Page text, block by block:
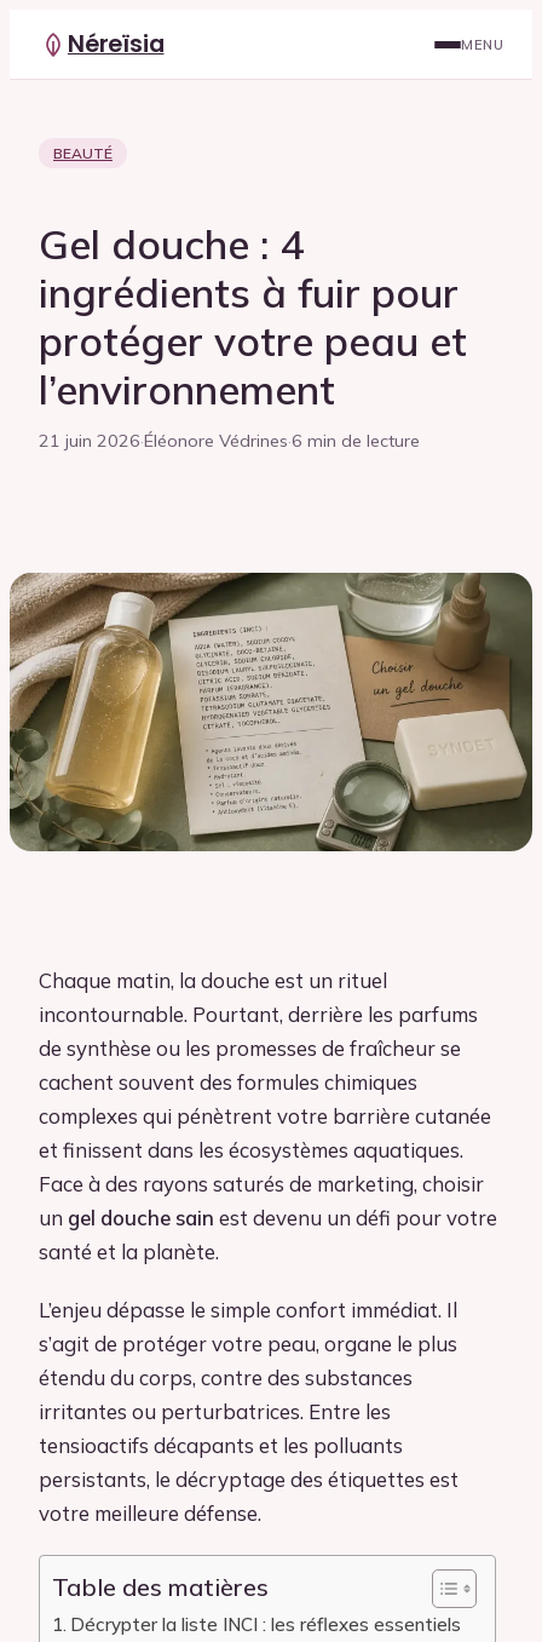
Néreïsia MENU
BEAUTÉ
Gel douche : 4
ingrédients à fuir pour
protéger votre peau et
l’environnement
21 juin 2026·Éléonore Védrines·6 min de lecture
Chaque matin, la douche est un rituel
incontournable. Pourtant, derrière les parfums
de synthèse ou les promesses de fraîcheur se
cachent souvent des formules chimiques
complexes qui pénètrent votre barrière cutanée
et finissent dans les écosystèmes aquatiques.
Face à des rayons saturés de marketing, choisir
un gel douche sain est devenu un défi pour votre
santé et la planète.
L’enjeu dépasse le simple confort immédiat. Il
s’agit de protéger votre peau, organe le plus
étendu du corps, contre des substances
irritantes ou perturbatrices. Entre les
tensioactifs décapants et les polluants
persistants, le décryptage des étiquettes est
votre meilleure défense.
Table des matières
Décrypter la liste INCI : les réflexes essentiels